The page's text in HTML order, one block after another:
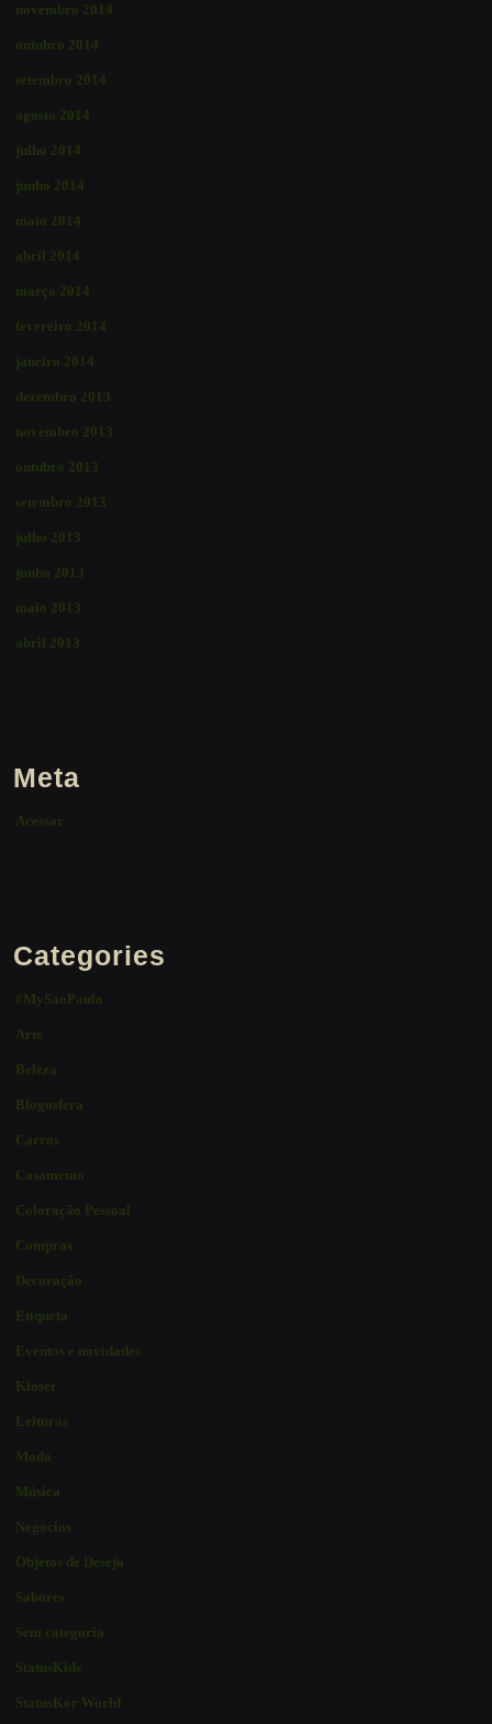
novembro 2014
outubro 2014
setembro 2014
agosto 2014
julho 2014
junho 2014
maio 2014
abril 2014
março 2014
fevereiro 2014
janeiro 2014
dezembro 2013
novembro 2013
outubro 2013
setembro 2013
julho 2013
junho 2013
maio 2013
abril 2013
Meta
Acessar
Categories
#MySaoPaulo
Arte
Beleza
Blogosfera
Carros
Casamento
Coloração Pessoal
Compras
Decoração
Etiqueta
Eventos e novidades
Kloset
Leituras
Moda
Música
Negócios
Objetos de Desejo
Sabores
Sem categoria
StatusKids
StatusKor World